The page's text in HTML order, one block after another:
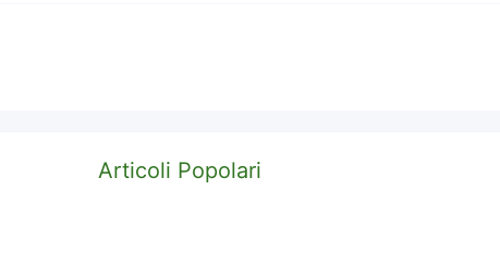
Articoli Popolari